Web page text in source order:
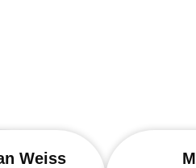
Weiss